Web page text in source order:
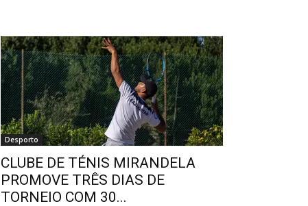
Desporto
CLUBE DE TÉNIS MIRANDELA
PROMOVE TRÊS DIAS DE
TORNEIO COM 30...